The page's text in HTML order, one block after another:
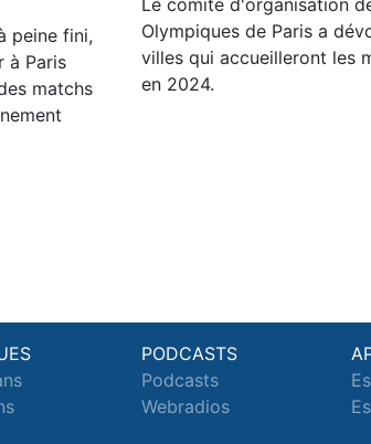
peine fini,
à Paris
matchs
Le comité d'organisation
Olympiques de Paris a
villes qui accueilleront les
en 2024.
PODCASTS
Podcasts
Webradios